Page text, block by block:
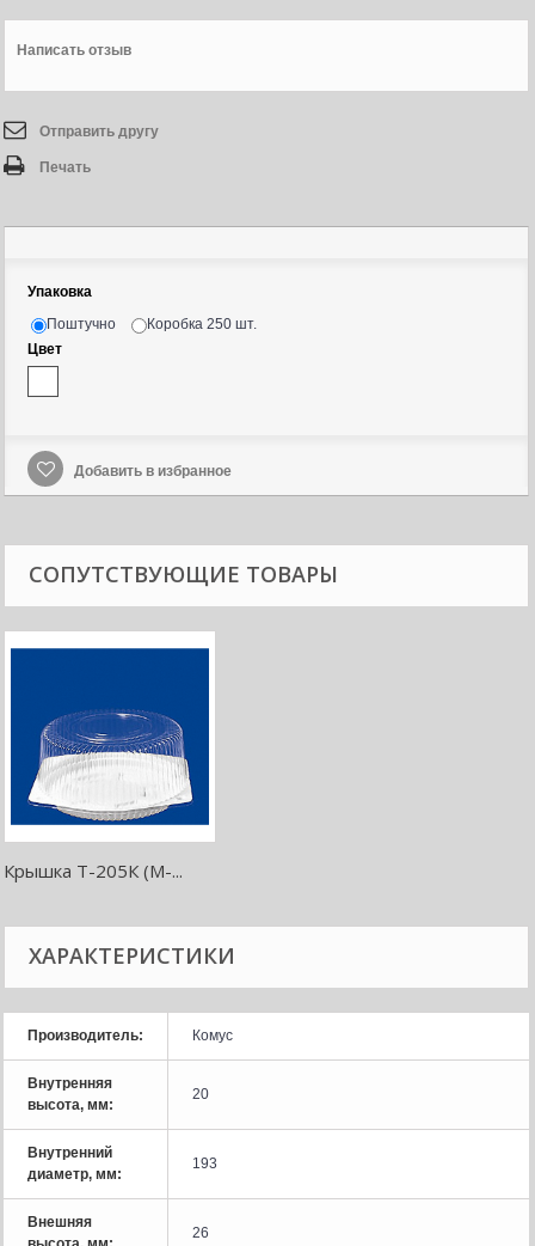
Написать отзыв
Отправить другу
Печать
Упаковка
Поштучно
Коробка 250 шт.
Цвет
Добавить в избранное
СОПУТСТВУЮЩИЕ ТОВАРЫ
Крышка Т-205К (М-...
ХАРАКТЕРИСТИКИ
Производитель: Комус
Внутренняя
высота, мм:
20
Внутренний
диаметр, мм:
193
Внешняя
26